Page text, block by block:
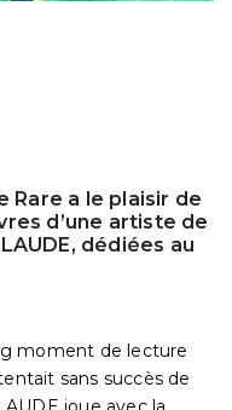
Rare a le plaisir de
d’une artiste de
dédiées au
moment de lecture
sans succès de